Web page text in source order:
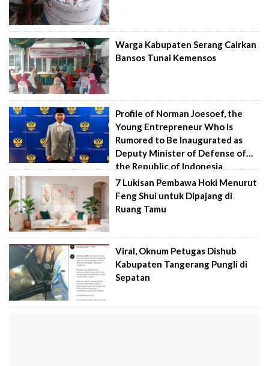
Warga Kabupaten Serang Cairkan
Bansos Tunai Kemensos
Profile of Norman Joesoef, the
Young Entrepreneur Who Is
Rumored to Be Inaugurated as
Deputy Minister of Defense of
the Republic of Indonesia
7 Lukisan Pembawa Hoki Menurut
Feng Shui untuk Dipajang di
Ruang Tamu
Viral, Oknum Petugas Dishub
Kabupaten Tangerang Pungli di
Sepatan